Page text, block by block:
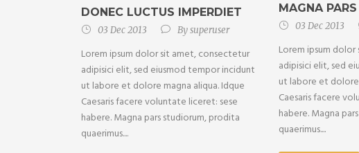
DONEC LUCTUS IMPERDIET
03 Dec 2013 Bysuperuser
Lorem ipsum dolor sit amet, consectetur
adipisici elit, sed eiusmod tempor incidunt
ut labore et dolore magna aliqua. Idque
Caesaris facere voluntate liceret: sese
habere. Magna pars studiorum, prodita
quaerimus....
MAGNA
03 Dec 2013
Lorem ipsum
adipisici elit, sed
ut labore et dolore
Caesaris facere
habere. Magna
quaerimus....